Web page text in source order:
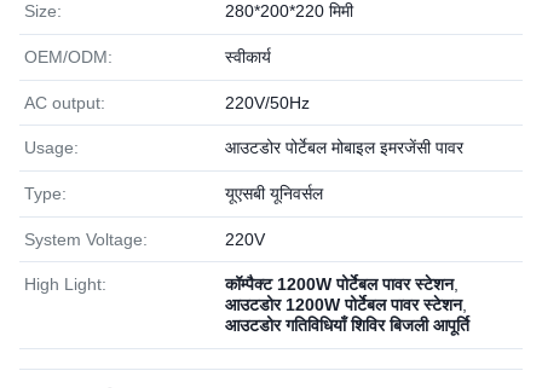
Size: 280*200*220 मिमी
OEM/ODM: स्वीकार्य
AC output: 220V/50Hz
Usage: आउटडोर पोर्टेबल मोबाइल इमरजेंसी पावर
Type: यूएसबी यूनिवर्सल
System Voltage: 220V
High Light: कॉम्पैक्ट 1200W पोर्टेबल पावर स्टेशन,
आउटडोर 1200W पोर्टेबल पावर स्टेशन,
आउटडोर गतिविधियाँ शिविर बिजली आपूर्ति